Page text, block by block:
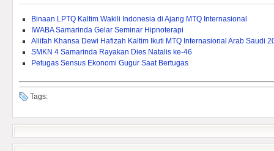
Binaan LPTQ Kaltim Wakili Indonesia di Ajang MTQ Internasional
IWABA Samarinda Gelar Seminar Hipnoterapi
Aliifah Khansa Dewi Hafizah Kaltim Ikuti MTQ Internasional Arab Saudi
SMKN 4 Samarinda Rayakan Dies Natalis ke-46
Petugas Sensus Ekonomi Gugur Saat Bertugas
Tags: